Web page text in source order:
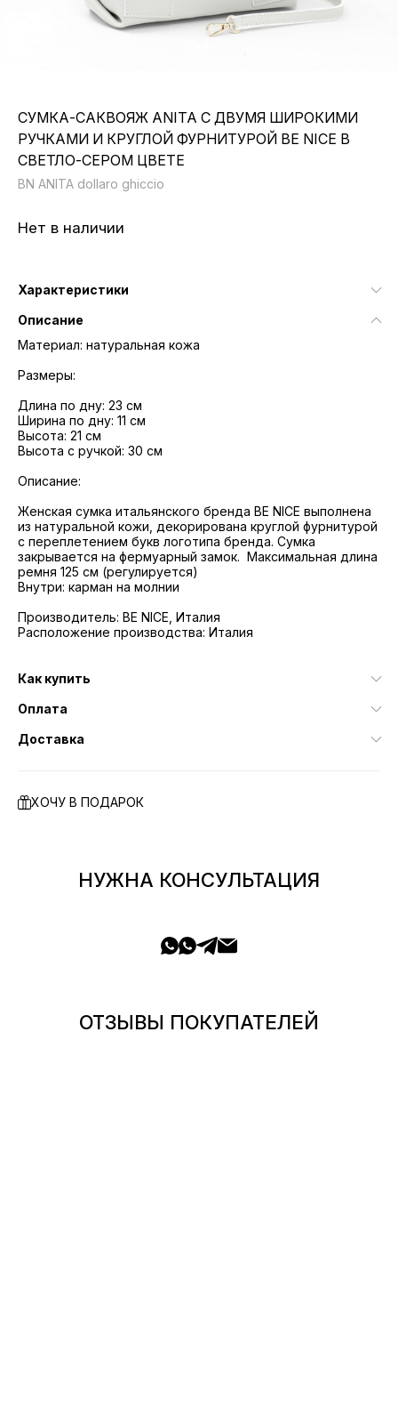
СУМКА-САКВОЯЖ ANITA С ДВУМЯ ШИРОКИМИ
РУЧКАМИ И КРУГЛОЙ ФУРНИТУРОЙ BE NICE В
СВЕТЛО-СЕРОМ ЦВЕТЕ
BN ANITA dollaro ghiccio
Нет в наличии
Характеристики
Описание
Материал: натуральная кожа
Размеры:
Длина по дну: 23 см
Ширина по дну: 11 см
Высота: 21 см
Высота с ручкой: 30 см
Описание:
Женская сумка итальянского бренда BE NICE выполнена
из натуральной кожи, декорирована круглой фурнитурой
с переплетением букв логотипа бренда. Сумка
закрывается на фермуарный замок. Максимальная длина
ремня 125 см (регулируется)
Внутри: карман на молнии
Производитель: BE NICE, Италия
Расположение производства: Италия
Как купить
Оплата
Доставка
ХОЧУ В ПОДАРОК
НУЖНА КОНСУЛЬТАЦИЯ
ОТЗЫВЫ ПОКУПАТЕЛЕЙ